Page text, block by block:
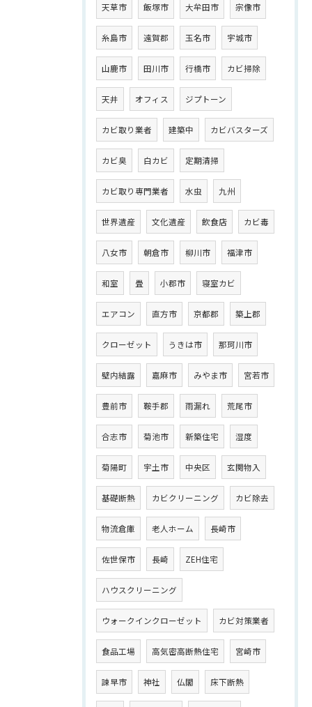
天草市 飯塚市 大牟田市 宗像市
糸島市 遠賀郡 玉名市 宇城市
山鹿市 田川市 行橋市 カビ掃除
天井 オフィス ジプトーン
カビ取り業者 建築中 カビバスターズ
カビ臭 白カビ 定期清掃
カビ取り専門業者 水虫 九州
世界遺産 文化遺産 飲食店 カビ毒
八女市 朝倉市 柳川市 福津市
和室 畳 小郡市 寝室カビ
エアコン 直方市 京都郡 築上郡
クローゼット うきは市 那珂川市
壁内結露 嘉麻市 みやま市 宮若市
豊前市 鞍手郡 雨漏れ 荒尾市
合志市 菊池市 新築住宅 湿度
菊陽町 宇土市 中央区 玄関物入
基礎断熱 カビクリーニング カビ除去
物流倉庫 老人ホーム 長崎市
佐世保市 長崎 ZEH住宅
ハウスクリーニング
ウォークインクローゼット カビ対策業者
食品工場 高気密高断熱住宅 宮崎市
諫早市 神社 仏閣 床下断熱